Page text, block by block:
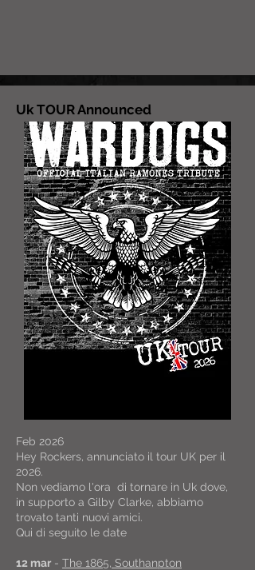
Uk TOUR Announced
Feb 2026
Hey Rockers, annunciato il tour UK per il
2026.
Non vediamo l'ora di tornare in Uk dove,
in supporto a Gilby Clarke,​ abbiamo
trovato tanti nuovi amici.
Qui di seguito le date
12 mar- The 1865, Southanpton